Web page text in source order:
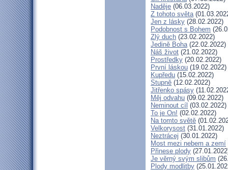
Naděje (06.03.2022)
Z tohoto světa
Jen z lásky (28.02.2022)
Podobnost s Bohem
Zlý duch (23.02.2022)
Jedině Boha(22.02.2022)
Náš život (21.02.2022)
Prostředky (20.02.2022)
První láskou (19.02.2022)
Kupředu (15.02.2022)
Stupně (12.02.2022)
Jitřenko spásy
Měj odvahu (09.02.2022)
Neminout cíl (03.02.2022)
To je On! (02.02.2022)
Na tomto světě
Velkorysost (31.01.2022)
Neztrácej (30.01.2022)
Most mezi nebem a zemí
Přinese plody
Je věrný svým slibům
Plody modlitby